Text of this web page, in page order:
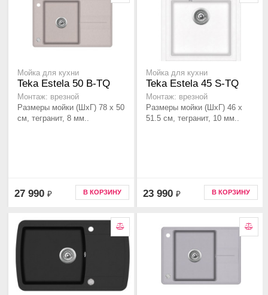
Мойка для кухни
Teka Estela 50 B-TQ
Монтаж: врезной
Размеры мойки (ШхГ) 78 x 50
см, тегранит, 8 мм..
27 990 ₽ В КОРЗИНУ
Мойка для кухни
Teka Estela 45 S-TQ
Монтаж: врезной
Размеры мойки (ШхГ) 46 x
51.5 см, тегранит, 10 мм..
23 990 ₽ В КОРЗИНУ